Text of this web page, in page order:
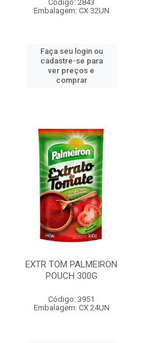
Código: 2843
Embalagem: CX 32UN
Faça seu login ou
cadastre-se para
ver preços e
comprar
EXTR TOM PALMEIRON
POUCH 300G
Código: 3951
Embalagem: CX 24UN